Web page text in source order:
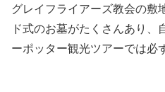
グレイフライアーズ教会の敷
ド式のお墓がたくさんあり、
ーポッター観光ツアーでは必